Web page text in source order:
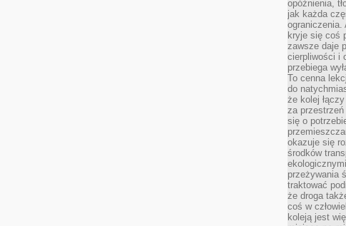
opóźnienia,
jak każda
ograniczenia.
kryje się coś
zawsze daje
cierpliwości i
przebiega
To cenna
do
że kolej
za
się o
okazuje się
środków
przeżywania
traktować
że droga
coś w
koleją jest